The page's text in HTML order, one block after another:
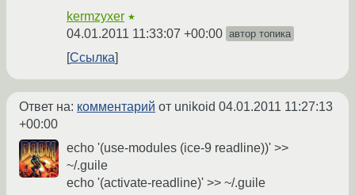
kermzyxer ★
04.01.2011 11:33:07 +00:00 автор топика
Ссылка
Ответ на: комментарий от unikoid 04.01.2011 11:27:13
+00:00
echo '(use-modules (ice-9 readline))' >>
~/.guile
echo '(activate-readline)' >> ~/.guile